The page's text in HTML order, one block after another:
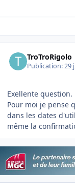
TroTroRigolo
Publication:29
Exellente question.
Pour moi je pense
dans les dates
même la